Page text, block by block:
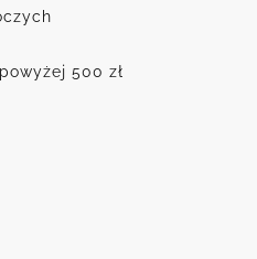
500 zł